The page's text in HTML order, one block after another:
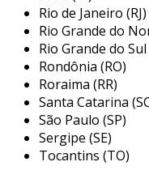
tecnologia incluem:
indústria
componentes
sistema de
ajudam a resistir
mecânico.
construção civil:
Rio de Janeiro (RJ)
Rio Grande do
Rio Grande do Sul
Rondônia (RO)
Roraima (RR)
Santa Catarina
São Paulo (SP)
Sergipe (SE)
Tocantins (TO)